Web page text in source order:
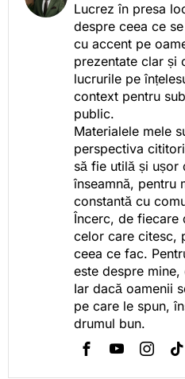
Lucrez în presa
despre ceea ce
cu accent pe
prezentate clar și
lucrurile pe
context pentru
public.
Materialele mele
perspectiva
să fie utilă și ușor
înseamnă, pentru
constantă cu
Încerc, de fiecare
celor care citesc,
ceea ce fac.
este despre
Iar dacă oamenii
pe care le spun,
drumul bun.